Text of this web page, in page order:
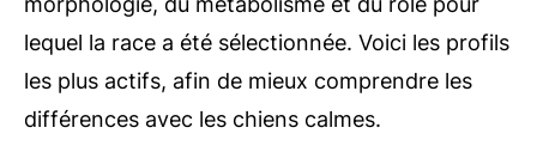
lequel la race a été sélectionnée. Voici les profils
les plus actifs, afin de mieux comprendre les
différences avec les chiens calmes.